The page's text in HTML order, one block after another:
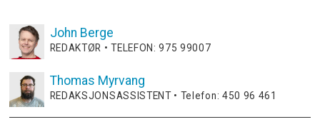
John Berge
REDAKTØR • TELEFON: 975 99007
Thomas Myrvang
REDAKSJONSASSISTENT • Telefon: 450 96 461